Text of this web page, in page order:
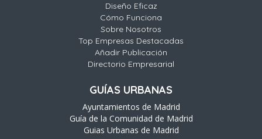
Diseño Eficaz
Cómo Funciona
Sobre Nosotros
Top Empresas Destacadas
Añadir Publicación
Directorio Empresarial
GUÍAS URBANAS
Ayuntamientos de Madrid
Guía de la Comunidad de Madrid
Guias Urbanas de Madrid